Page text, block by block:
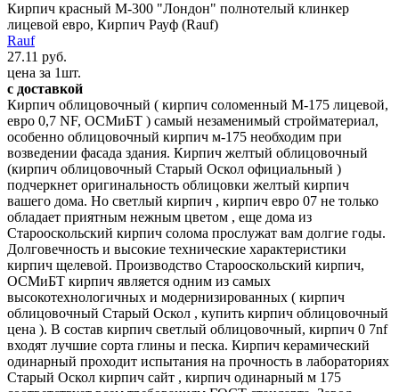
Кирпич красный М-300 "Лондон" полнотелый клинкер
лицевой евро, Кирпич Рауф (Rauf)
Rauf
27.11 руб.
цена за 1шт.
с доставкой
Кирпич облицовочный ( кирпич соломенный М-175 лицевой,
евро 0,7 NF, ОСМиБТ ) самый незаменимый стройматериал,
особенно облицовочный кирпич м-175 необходим при
возведении фасада здания. Кирпич желтый облицовочный
(кирпич облицовочный Старый Оскол официальный )
подчеркнет оригинальность облицовки желтый кирпич
вашего дома. Но светлый кирпич , кирпич евро 07 не только
обладает приятным нежным цветом , еще дома из
Старооскольский кирпич солома прослужат вам долгие годы.
Долговечность и высокие технические характеристики
кирпич щелевой. Производство Старооскольский кирпич,
ОСМиБТ кирпич является одним из самых
высокотехнологичных и модернизированных ( кирпич
облицовочный Старый Оскол , купить кирпич облицовочный
цена ). В состав кирпич светлый облицовочный, кирпич 0 7nf
входят лучшие сорта глины и песка. Кирпич керамический
одинарный проходит испытания на прочность в лабораториях
Старый Оскол кирпич сайт , кирпич одинарный м 175